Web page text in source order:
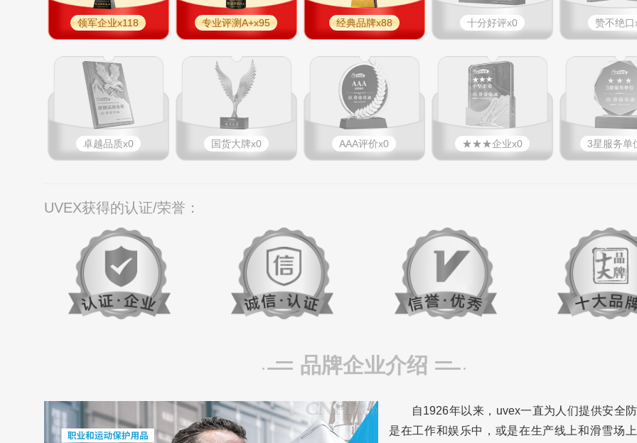
领军企业x118 专业评测A+x95 经典品牌x88 十分好评x0 赞不绝口
卓越品质x0 国货大牌x0 AAA评价x0 ★★★企业x0 3星服务单
UVEX获得的认证/荣誉：
品牌企业介绍
自1926年以来，uvex一直为人们提供安全
是在工作和娱乐中，或是在生产线上和滑雪场